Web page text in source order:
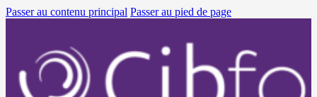
Passer au contenu principal Passer au pied de page